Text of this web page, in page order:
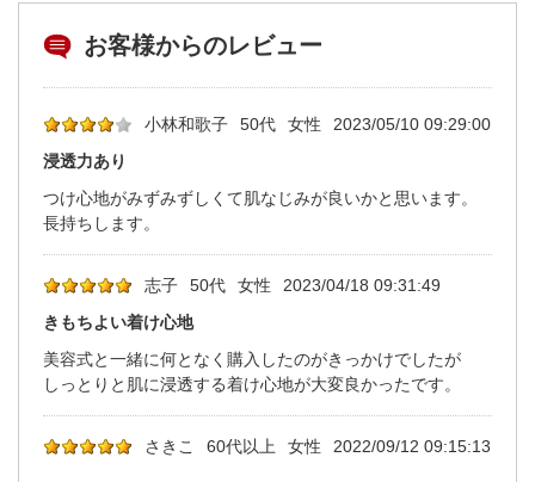
お客様からのレビュー
小林和歌子 50代 女性
2023/05/10 09:29:00
浸透力あり
つけ心地がみずみずしくて肌なじみが良いかと思います。
長持ちします。
志子 50代 女性
2023/04/18 09:31:49
きもちよい着け心地
美容式と一緒に何となく購入したのがきっかけでしたが
しっとりと肌に浸透する着け心地が大変良かったです。
さきこ 60代以上 女性
2022/09/12 09:15:13